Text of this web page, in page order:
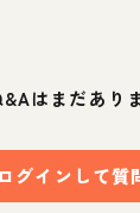
はまだあり
ログインして質